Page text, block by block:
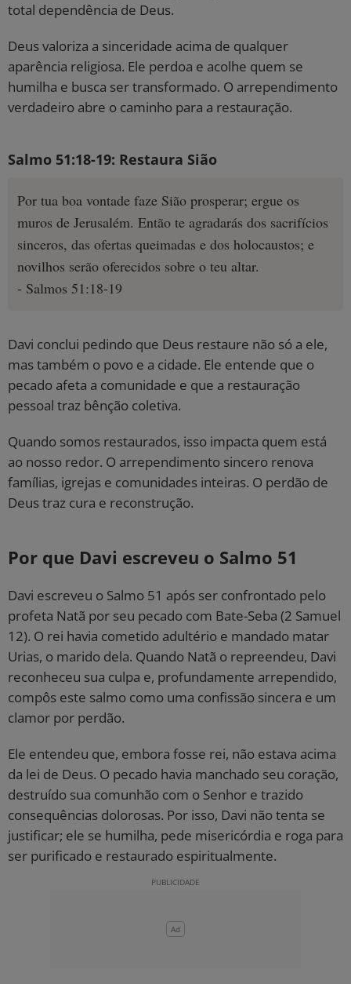
total dependência de Deus.
Deus valoriza a sinceridade acima de qualquer
aparência religiosa. Ele perdoa e acolhe quem se
humilha e busca ser transformado. O arrependimento
verdadeiro abre o caminho para a restauração.
Salmo 51:18-19: Restaura Sião
Por tua boa vontade faze Sião prosperar; ergue os
muros de Jerusalém. Então te agradarás dos sacrifícios
sinceros, das ofertas queimadas e dos holocaustos; e
novilhos serão oferecidos sobre o teu altar.
- Salmos 51:18-19
Davi conclui pedindo que Deus restaure não só a ele,
mas também o povo e a cidade. Ele entende que o
pecado afeta a comunidade e que a restauração
pessoal traz bênção coletiva.
Quando somos restaurados, isso impacta quem está
ao nosso redor. O arrependimento sincero renova
famílias, igrejas e comunidades inteiras. O perdão de
Deus traz cura e reconstrução.
Por que Davi escreveu o Salmo 51
Davi escreveu o Salmo 51 após ser confrontado pelo
profeta Natã por seu pecado com Bate-Seba (2 Samuel
12). O rei havia cometido adultério e mandado matar
Urias, o marido dela. Quando Natã o repreendeu, Davi
reconheceu sua culpa e, profundamente arrependido,
compôs este salmo como uma confissão sincera e um
clamor por perdão.
Ele entendeu que, embora fosse rei, não estava acima
da lei de Deus. O pecado havia manchado seu coração,
destruído sua comunhão com o Senhor e trazido
consequências dolorosas. Por isso, Davi não tenta se
justificar; ele se humilha, pede misericórdia e roga para
ser purificado e restaurado espiritualmente.